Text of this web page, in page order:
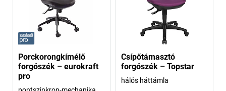
Porckorongkímélő
forgószék – eurokraft
pro
Csípőtámasztó
forgószék – Topstar
hálós háttámla